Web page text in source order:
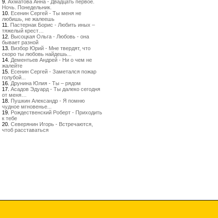
9. Ахматова Анна - Двадцать первое.
Ночь. Понедельник.
10. Есенин Сергей - Ты меня не
любишь, не жалеешь
11. Пастернак Борис - Любить иных –
тяжелый крест…
12. Высоцкая Ольга - Любовь - она
бывает разной
13. Визбор Юрий - Мне твердят, что
скоро ты любовь найдешь...
14. Дементьев Андрей - Ни о чем не
жалейте
15. Есенин Сергей - Заметался пожар
голубой...
16. Друнина Юлия - Ты – рядом
17. Асадов Эдуард - Ты далеко сегодня
от меня…
18. Пушкин Александр - Я помню
чудное мгновенье...
19. Рождественский Роберт - Приходить
к тебе
20. Северянин Игорь - Встречаются,
чтоб расставаться